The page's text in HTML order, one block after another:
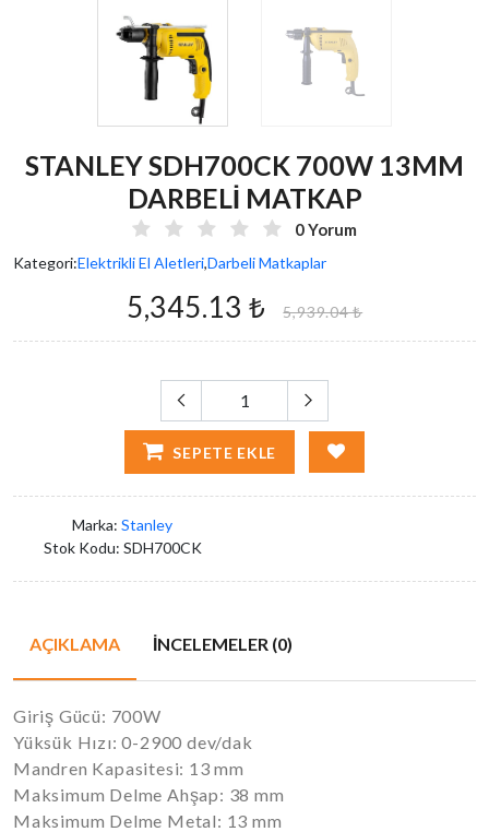
STANLEY SDH700CK 700W 13MM
DARBELİ MATKAP
0 Yorum
Kategori:Elektrikli El Aletleri,Darbeli Matkaplar
5,345.13 ₺ 5,939.04 ₺
SEPETE EKLE
Marka: Stanley
Stok Kodu: SDH700CK
AÇIKLAMA İNCELEMELER (0)
Giriş Gücü: 700W
Yüksük Hızı: 0-2900 dev/dak
Mandren Kapasitesi: 13 mm
Maksimum Delme Ahşap: 38 mm
Maksimum Delme Metal: 13 mm